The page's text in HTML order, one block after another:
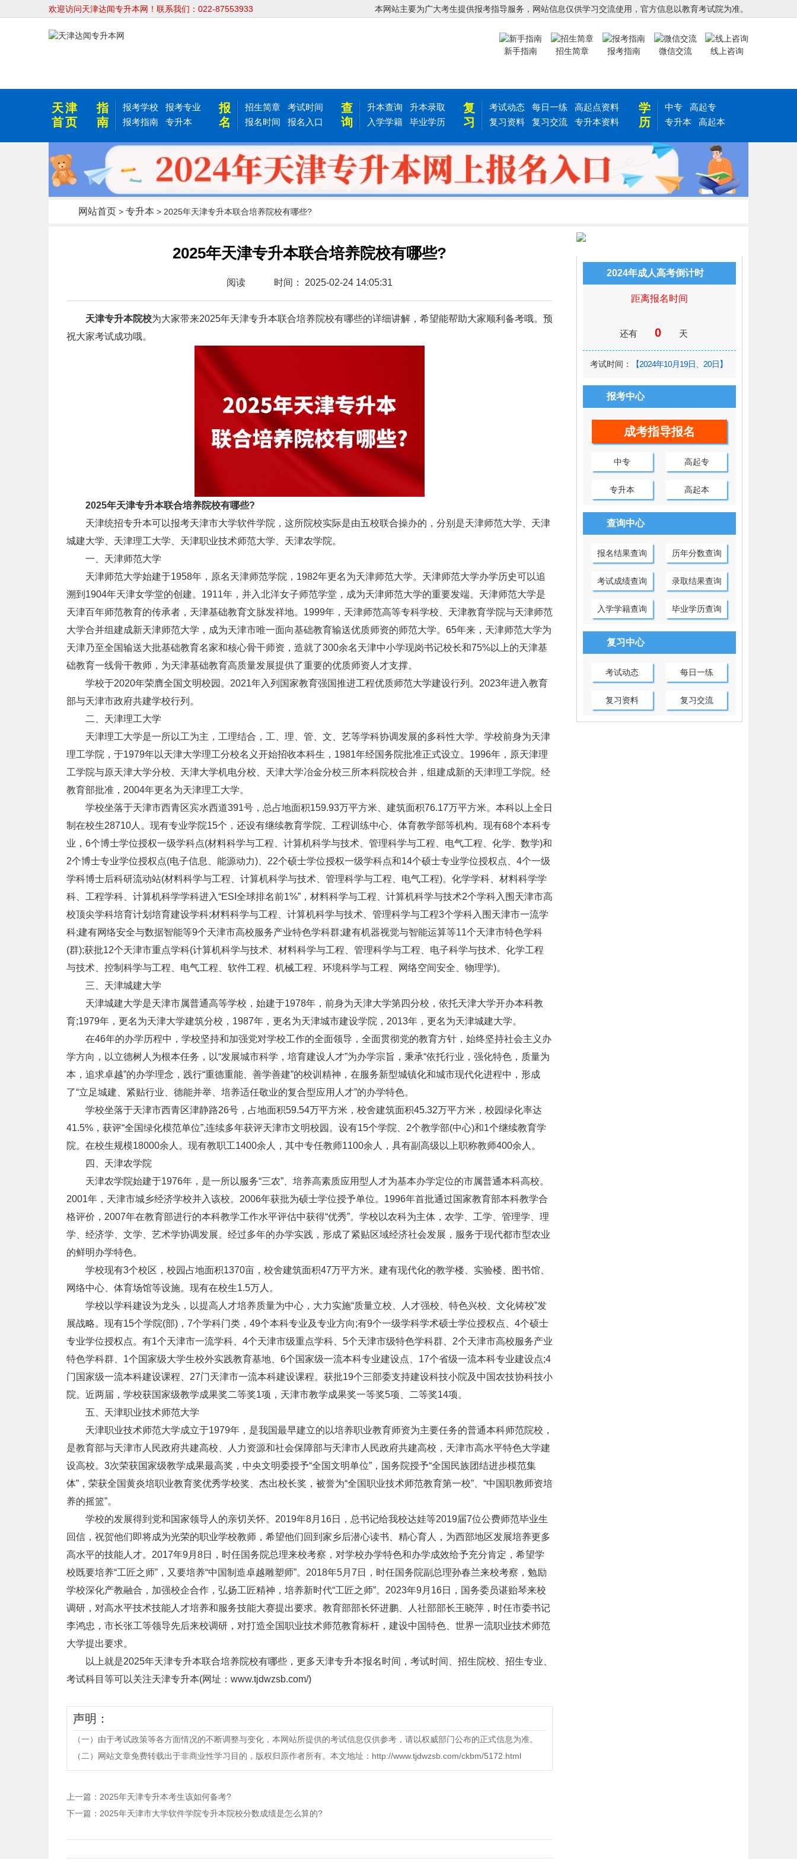
欢迎访问天津达闻专升本网！联系我们：022-87553933 本网站主要为广大考生提供报考指导服务，网站信息仅供学习交流使用，官方信息以教育考试院为准。
新手指南 招生简章 报考指南 微信交流 线上咨询
天津
首页
指
南
报考学校
报考专业
报考指南
专升本
报
名
招生简章
考试时间
报名时间
报名入口
查
询
升本查询
升本录取
入学学籍
毕业学历
复
习
考试动态 每日一练
高起点资料
复习资料
复习交流 专升本资料
学
历
中专
高起专
专升本
高起本
网站首页 > 专升本 > 2025年天津专升本联合培养院校有哪些?
2025年天津专升本联合培养院校有哪些?
阅读 时间： 2025-02-24 14:05:31
天津专升本院校为大家带来2025年天津专升本联合培养院校有哪些的详细讲解，希望能帮助大家顺利备考哦。预
祝大家考试成功哦。
2025年天津专升本联合培养院校有哪些?
天津统招专升本可以报考天津市大学软件学院，这所院校实际是由五校联合操办的，分别是天津师范大学、天津
城建大学、天津理工大学、天津职业技术师范大学、天津农学院。
一、天津师范大学
天津师范大学始建于1958年，原名天津师范学院，1982年更名为天津师范大学。天津师范大学办学历史可以追
溯到1904年天津女学堂的创建。1911年，并入北洋女子师范学堂，成为天津师范大学的重要发端。天津师范大学是
天津百年师范教育的传承者，天津基础教育文脉发祥地。1999年，天津师范高等专科学校、天津教育学院与天津师范
大学合并组建成新天津师范大学，成为天津市唯一面向基础教育输送优质师资的师范大学。65年来，天津师范大学为
天津乃至全国输送大批基础教育名家和核心骨干师资，造就了300余名天津中小学现岗书记校长和75%以上的天津基
础教育一线骨干教师，为天津基础教育高质量发展提供了重要的优质师资人才支撑。
学校于2020年荣膺全国文明校园。2021年入列国家教育强国推进工程优质师范大学建设行列。2023年进入教育
部与天津市政府共建学校行列。
二、天津理工大学
天津理工大学是一所以工为主，工理结合，工、理、管、文、艺等学科协调发展的多科性大学。学校前身为天津
理工学院，于1979年以天津大学理工分校名义开始招收本科生，1981年经国务院批准正式设立。1996年，原天津理
工学院与原天津大学分校、天津大学机电分校、天津大学冶金分校三所本科院校合并，组建成新的天津理工学院。经
教育部批准，2004年更名为天津理工大学。
学校坐落于天津市西青区宾水西道391号，总占地面积159.93万平方米、建筑面积76.17万平方米。本科以上全日
制在校生28710人。现有专业学院15个，还设有继续教育学院、工程训练中心、体育教学部等机构。现有68个本科专
业，6个博士学位授权一级学科点(材料科学与工程、计算机科学与技术、管理科学与工程、电气工程、化学、数学)和
2个博士专业学位授权点(电子信息、能源动力)、22个硕士学位授权一级学科点和14个硕士专业学位授权点、4个一级
学科博士后科研流动站(材料科学与工程、计算机科学与技术、管理科学与工程、电气工程)。化学学科、材料科学学
科、工程学科、计算机科学学科进入“ESI全球排名前1%”，材料科学与工程、计算机科学与技术2个学科入围天津市高
校顶尖学科培育计划培育建设学科;材料科学与工程、计算机科学与技术、管理科学与工程3个学科入围天津市一流学
科;建有网络安全与数据智能等9个天津市高校服务产业特色学科群;建有机器视觉与智能运算等11个天津市特色学科
(群);获批12个天津市重点学科(计算机科学与技术、材料科学与工程、管理科学与工程、电子科学与技术、化学工程
与技术、控制科学与工程、电气工程、软件工程、机械工程、环境科学与工程、网络空间安全、物理学)。
三、天津城建大学
天津城建大学是天津市属普通高等学校，始建于1978年，前身为天津大学第四分校，依托天津大学开办本科教
育;1979年，更名为天津大学建筑分校，1987年，更名为天津城市建设学院，2013年，更名为天津城建大学。
在46年的办学历程中，学校坚持和加强党对学校工作的全面领导，全面贯彻党的教育方针，始终坚持社会主义办
学方向，以立德树人为根本任务，以“发展城市科学，培育建设人才”为办学宗旨，秉承“依托行业，强化特色，质量为
本，追求卓越”的办学理念，践行“重德重能、善学善建”的校训精神，在服务新型城镇化和城市现代化进程中，形成
了“立足城建、紧贴行业、德能并举、培养适任敬业的复合型应用人才”的办学特色。
学校坐落于天津市西青区津静路26号，占地面积59.54万平方米，校舍建筑面积45.32万平方米，校园绿化率达
41.5%，获评“全国绿化模范单位”,连续多年获评天津市文明校园。设有15个学院、2个教学部(中心)和1个继续教育学
院。在校生规模18000余人。现有教职工1400余人，其中专任教师1100余人，具有副高级以上职称教师400余人。
四、天津农学院
天津农学院始建于1976年，是一所以服务“三农”、培养高素质应用型人才为基本办学定位的市属普通本科高校。
2001年，天津市城乡经济学校并入该校。2006年获批为硕士学位授予单位。1996年首批通过国家教育部本科教学合
格评价，2007年在教育部进行的本科教学工作水平评估中获得“优秀”。学校以农科为主体，农学、工学、管理学、理
学、经济学、文学、艺术学协调发展。经过多年的办学实践，形成了紧贴区域经济社会发展，服务于现代都市型农业
的鲜明办学特色。
学校现有3个校区，校园占地面积1370亩，校舍建筑面积47万平方米。建有现代化的教学楼、实验楼、图书馆、
网络中心、体育场馆等设施。现有在校生1.5万人。
学校以学科建设为龙头，以提高人才培养质量为中心，大力实施“质量立校、人才强校、特色兴校、文化铸校”发
展战略。现有15个学院(部)，7个学科门类，49个本科专业及专业方向;有9个一级学科学术硕士学位授权点、4个硕士
专业学位授权点。有1个天津市一流学科、4个天津市级重点学科、5个天津市级特色学科群、2个天津市高校服务产业
特色学科群、1个国家级大学生校外实践教育基地、6个国家级一流本科专业建设点、17个省级一流本科专业建设点;4
门国家级一流本科建设课程、27门天津市一流本科建设课程。获批19个三部委支持建设科技小院及中国农技协科技小
院。近两届，学校获国家级教学成果奖二等奖1项，天津市教学成果奖一等奖5项、二等奖14项。
五、天津职业技术师范大学
天津职业技术师范大学成立于1979年，是我国最早建立的以培养职业教育师资为主要任务的普通本科师范院校，
是教育部与天津市人民政府共建高校、人力资源和社会保障部与天津市人民政府共建高校，天津市高水平特色大学建
设高校。3次荣获国家级教学成果最高奖，中央文明委授予“全国文明单位”，国务院授予“全国民族团结进步模范集
体”，荣获全国黄炎培职业教育奖优秀学校奖、杰出校长奖，被誉为“全国职业技术师范教育第一校”、“中国职教师资培
养的摇篮”。
学校的发展得到党和国家领导人的亲切关怀。2019年8月16日，总书记给我校达娃等2019届7位公费师范毕业生
回信，祝贺他们即将成为光荣的职业学校教师，希望他们回到家乡后潜心读书、精心育人，为西部地区发展培养更多
高水平的技能人才。2017年9月8日，时任国务院总理来校考察，对学校办学特色和办学成效给予充分肯定，希望学
校既要培养“工匠之师”，又要培养“中国制造卓越雕塑师”。2018年5月7日，时任国务院副总理孙春兰来校考察，勉励
学校深化产教融合，加强校企合作，弘扬工匠精神，培养新时代“工匠之师”。2023年9月16日，国务委员谌贻琴来校
调研，对高水平技术技能人才培养和服务技能大赛提出要求。教育部部长怀进鹏、人社部部长王晓萍，时任市委书记
李鸿忠，市长张工等领导先后来校调研，对打造全国职业技术师范教育标杆，建设中国特色、世界一流职业技术师范
大学提出要求。
以上就是2025年天津专升本联合培养院校有哪些，更多天津专升本报名时间，考试时间、招生院校、招生专业、
考试科目等可以关注天津专升本(网址：www.tjdwzsb.com/)
声明：
（一）由于考试政策等各方面情况的不断调整与变化，本网站所提供的考试信息仅供参考，请以权威部门公布的正式信息为准。
（二）网站文章免费转载出于非商业性学习目的，版权归原作者所有。本文地址：http://www.tjdwzsb.com/ckbm/5172.html
上一篇： 2025年天津专升本考生该如何备考?
下一篇： 2025年天津市大学软件学院专升本院校分数成绩是怎么算的?
2024年成人高考倒计时
距离报名时间
还有 0 天
考试时间： 【2024年10月19日、20日】
报考中心
成考指导报名
中专 高起专
专升本 高起本
查询中心
报名结果查询 历年分数查询
考试成绩查询 录取结果查询
入学学籍查询 毕业学历查询
复习中心
考试动态 每日一练
复习资料 复习交流